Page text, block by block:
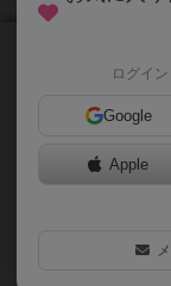
人類は、基
ューター頭
をセットし
ログイン
Google
Apple